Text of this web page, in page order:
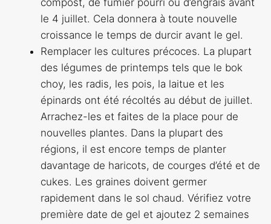
compost, de fumier pourri ou d’engrais avant
le 4 juillet. Cela donnera à toute nouvelle
croissance le temps de durcir avant le gel.
Remplacer les cultures précoces. La plupart
des légumes de printemps tels que le bok
choy, les radis, les pois, la laitue et les
épinards ont été récoltés au début de juillet.
Arrachez-les et faites de la place pour de
nouvelles plantes. Dans la plupart des
régions, il est encore temps de planter
davantage de haricots, de courges d’été et de
cukes. Les graines doivent germer
rapidement dans le sol chaud. Vérifiez votre
première date de gel et ajoutez 2 semaines